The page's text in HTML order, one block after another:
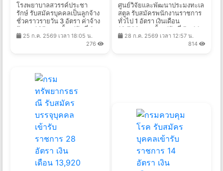
โรงพยาบาลสวรรค์ประชา
รักษ์ รับสมัครบุคคลเป็นลูกจ้าง
ชั่วคราวรายวัน 3 อัตรา ค่าจ้าง
วันละ 435 บาท ตั้งแต่วันที่ 3 -
7 ส.ค. 2569
25 ก.ค. 2569 เวลา 18:05 น.
276
ศูนย์วิจัยและพัฒนาประมงทะเล
สตูล รับสมัครพนักงานราชการ
ทั่วไป 1 อัตรา เงินเดือน
16,700 บาท ตั้งแต่วันที่ 5 - 14
ส.ค. 2569
28 ก.ค. 2569 เวลา 12:57 น.
814